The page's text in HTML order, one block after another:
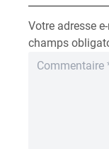
Votre adresse
champs